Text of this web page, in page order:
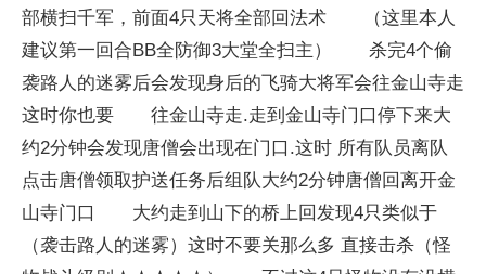
部横扫千军，前面4只天将全部回法术 （这里本人
建议第一回合BB全防御3大堂全扫主） 杀完4个偷
袭路人的迷雾后会发现身后的飞骑大将军会往金山寺走
这时你也要 往金山寺走.走到金山寺门口停下来大
约2分钟会发现唐僧会出现在门口.这时 所有队员离队
点击唐僧领取护送任务后组队大约2分钟唐僧回离开金
山寺门口 大约走到山下的桥上回发现4只类似于
（袭击路人的迷雾）这时不要关那么多 直接击杀（怪